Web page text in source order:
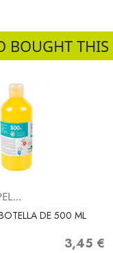
BOUGHT THIS
DE 500 ML
Precio
3,45 €